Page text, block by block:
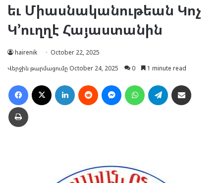
եւ Միասնականութեան Կոչ
Կ’ուղղէ Հայաստանին
hairenik
October 22, 2025
Վերջին թարմացումը October 24, 2025
0 1 minute read
Facebook LinkedIn Reddit MessengerWhatsAppTelegram
Տպել